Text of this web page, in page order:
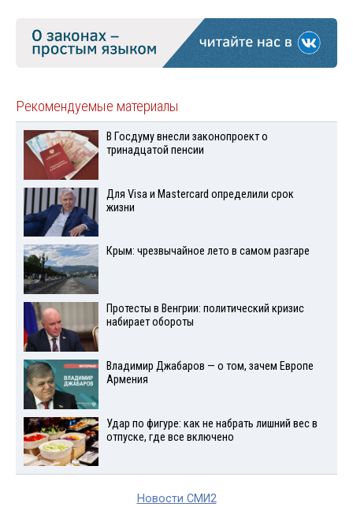
Рекомендуемые материалы
В Госдуму внесли законопроект о
тринадцатой пенсии
Для Visа и Mastercard определили срок
жизни
Крым: чрезвычайное лето в самом разгаре
Протесты в Венгрии: политический кризис
набирает обороты
Владимир Джабаров — о том, зачем Европе
Армения
Удар по фигуре: как не набрать лишний вес в
отпуске, где все включено
Новости СМИ2